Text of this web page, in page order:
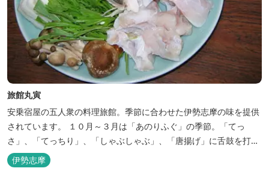
旅館丸寅
安乗宿屋の五人衆の料理旅館。季節に合わせた伊勢志摩の味を提供
されています。 １０月～３月は「あのりふぐ」の季節。「てっ
さ」、「てっちり」、「しゃぶしゃぶ」、「唐揚げ」に舌鼓を打っ
ていただけます。その他、クエマス、伊勢エビ料理もあり。
伊勢志摩